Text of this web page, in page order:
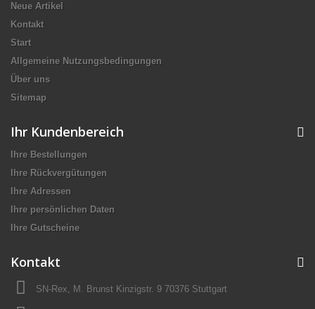
Neue Artikel
Kontakt
Start
Allgemeine Nutzungsbedingungen
Über uns
Sitemap
Ihr Kundenbereich
Ihre Bestellungen
Ihre Rückvergütungen
Ihre Adressen
Ihre persönlichen Daten
Ihre Gutscheine
Kontakt
SN-Rex, M. Brunst Kinzigstr. 9 70376 Stuttgart